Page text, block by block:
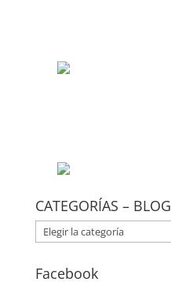
CATEGORÍAS – BLOG
CATEGORÍAS
–
Facebook